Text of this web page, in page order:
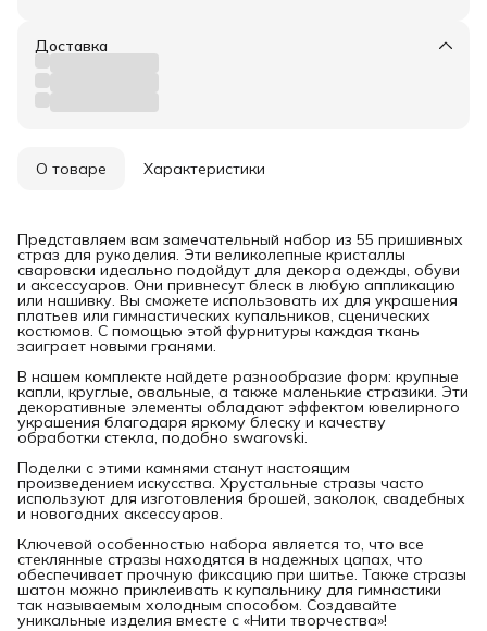
Доставка
О товаре Характеристики
Представляем вам замечательный набор из 55 пришивных
страз для рукоделия. Эти великолепные кристаллы
сваровски идеально подойдут для декора одежды, обуви
и аксессуаров. Они привнесут блеск в любую аппликацию
или нашивку. Вы сможете использовать их для украшения
платьев или гимнастических купальников, сценических
костюмов. С помощью этой фурнитуры каждая ткань
заиграет новыми гранями.
В нашем комплекте найдете разнообразие форм: крупные
капли, круглые, овальные, а также маленькие стразики. Эти
декоративные элементы обладают эффектом ювелирного
украшения благодаря яркому блеску и качеству
обработки стекла, подобно swarovski.
Поделки с этими камнями станут настоящим
произведением искусства. Хрустальные стразы часто
используют для изготовления брошей, заколок, свадебных
и новогодних аксессуаров.
Ключевой особенностью набора является то, что все
стеклянные стразы находятся в надежных цапах, что
обеспечивает прочную фиксацию при шитье. Также стразы
шатон можно приклеивать к купальнику для гимнастики
так называемым холодным способом. Создавайте
уникальные изделия вместе с «Нити творчества»!